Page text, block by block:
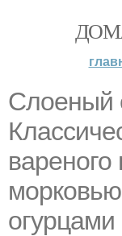
Слоеный
вареного
огурцами